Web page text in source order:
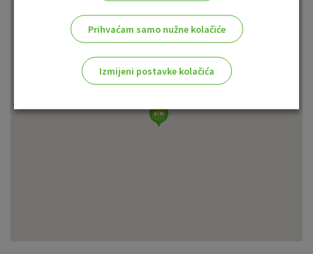
Prihvaćam samo nužne kolačiće
Izmijeni postavke kolačića